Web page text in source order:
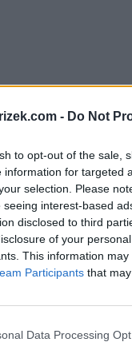
- Do Not
to opt-out of the sale,
information for targeted
selection. Please
seeing interest-based
disclosed to third
of your
This information
Participants that
Data Processing